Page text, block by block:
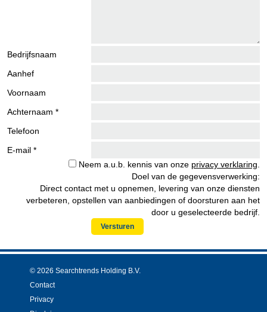
Bedrijfsnaam
Aanhef
Voornaam
Achternaam *
Telefoon
E-mail *
Neem a.u.b. kennis van onze privacy verklaring
Doel van de gegevensverwerking:
Direct contact met u opnemen, levering van onze diensten
verbeteren, opstellen van aanbiedingen of doorsturen aan het
door u geselecteerde bedrijf.
Versturen
© 2026 Searchtrends Holding B.V.
Contact
Privacy